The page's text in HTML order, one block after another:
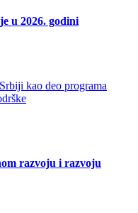
u 2026. godini
razvoju i razvoju